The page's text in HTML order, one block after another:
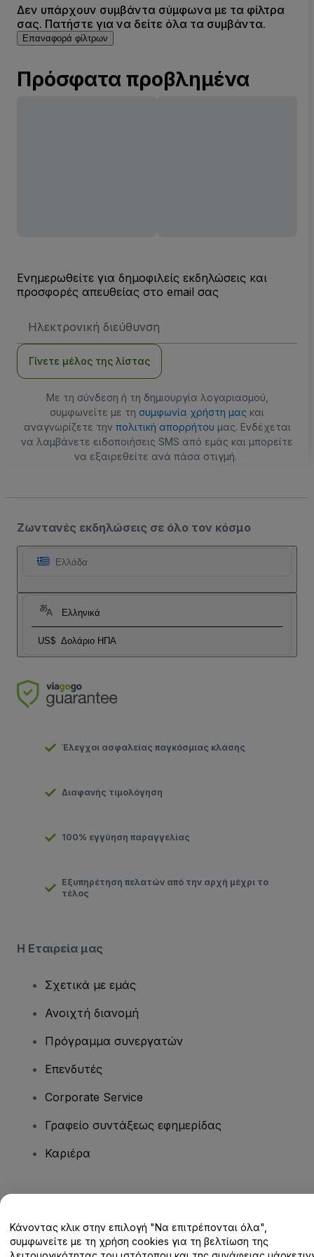
Δεν υπάρχουν συμβάντα σύμφωνα με τα φίλτρα
σας. Πατήστε για να δείτε όλα τα συμβάντα.
Επαναφορά φίλτρων
Πρόσφατα προβλημένα
Ενημερωθείτε για δημοφιλείς εκδηλώσεις και
προσφορές απευθείας στο email σας
Email
Γίνετε μέλος της λίστας
Με τη σύνδεση ή τη δημιουργία λογαριασμού,
συμφωνείτε με τη συμφωνία χρήστη μας και
αναγνωρίζετε την πολιτική απορρήτου μας. Ενδέχεται
να λαμβάνετε ειδοποιήσεις SMS από εμάς και μπορείτε
να εξαιρεθείτε ανά πάσα στιγμή.
Ζωντανές εκδηλώσεις σε όλο τον κόσμο
Ελλάδα
Ελληνικά
US$ Δολάριο ΗΠΑ
Έλεγχοι ασφαλείας παγκόσμιας κλάσης
Διαφανής τιμολόγηση
100% εγγύηση παραγγελίας
Εξυπηρέτηση πελατών από την αρχή μέχρι το
τέλος
Η Εταιρεία μας
Σχετικά με εμάς
Ανοιχτή διανομή
Πρόγραμμα συνεργατών
Επενδυτές
Corporate Service
Γραφείο συντάξεως εφημερίδας
Καριέρα
Κέντρο βοήθειας / Επικοινωνήστε μαζί μας
Κάνοντας κλικ στην επιλογή "Να επιτρέπονται όλα",
συμφωνείτε με τη χρήση cookies για τη βελτίωση της